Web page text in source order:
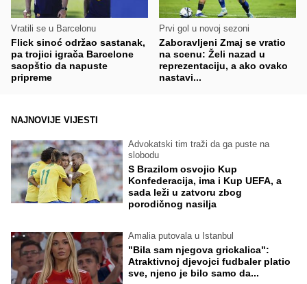
Vratili se u Barcelonu
Flick sinoć održao sastanak,
pa trojici igrača Barcelone
saopštio da napuste
pripreme
Prvi gol u novoj sezoni
Zaboravljeni Zmaj se vratio
na scenu: Želi nazad u
reprezentaciju, a ako ovako
nastavi...
NAJNOVIJE VIJESTI
Advokatski tim traži da ga puste na
slobodu
S Brazilom osvojio Kup
Konfederacija, ima i Kup UEFA, a
sada leži u zatvoru zbog
porodičnog nasilja
Amalia putovala u Istanbul
"Bila sam njegova grickalica":
Atraktivnoj djevojci fudbaler platio
sve, njeno je bilo samo da...